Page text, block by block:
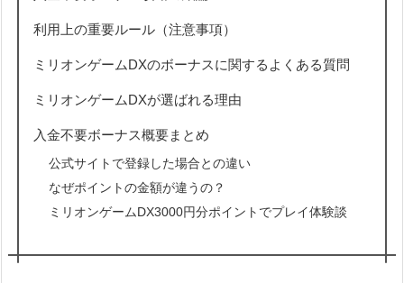
利用上の重要ルール（注意事項）
ミリオンゲームDXのボーナスに関するよくある質問
ミリオンゲームDXが選ばれる理由
入金不要ボーナス概要まとめ
公式サイトで登録した場合との違い
なぜポイントの金額が違うの？
ミリオンゲームDX3000円分ポイントでプレイ体験談